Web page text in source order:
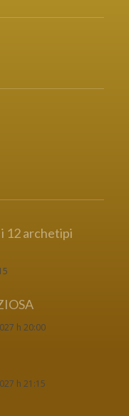
12 archetipi
h 20:00
h 21:15